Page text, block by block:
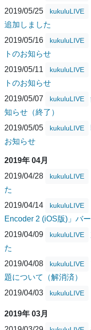
2019/05/25 kukuluLIVE
追加しました
2019/05/16
kukuluLIVE
トのお知らせ
2019/05/11
kukuluLIVE
トのお知らせ
2019/05/07
kukuluLIVE
知らせ（終了）
2019/05/05
kukuluLIVE
お知らせ
2019年 04月
2019/04/28
kukuluLIVE
た
2019/04/14
kukuluLIVE
Encoder 2 (iOS版)」バ
2019/04/09
kukuluLIVE
た
2019/04/08
kukuluLIVE
題について（解消済）
2019/04/03
kukuluLIVE
2019年 03月